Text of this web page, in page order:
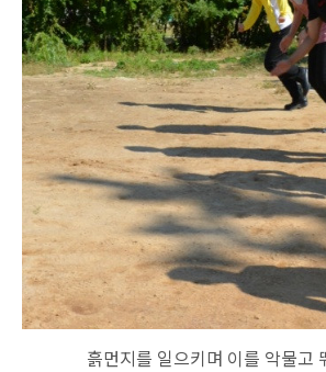
흙먼지를 일으키며 이를 악물고